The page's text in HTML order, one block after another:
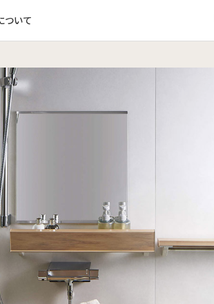
ついて